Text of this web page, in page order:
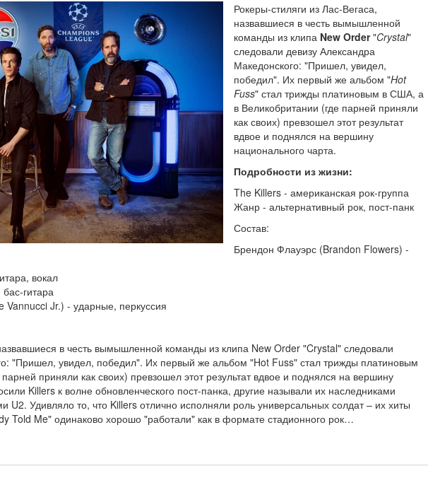
Рокеры-стиляги из Лас-Вегаса,
назвавшиеся в честь вымышленной
команды из клипа New Order"Crystal"
следовали девизу Александра
Македонского: "Пришел, увидел,
победил". Их первый же альбом "Hot
Fuss" стал трижды платиновым в США, а
в Великобритании (где парней приняли
как своих) превзошел этот результат
вдвое и поднялся на вершину
национального чарта.
Подробности из жизни:
The Killers - американская рок-группа
Жанр - альтернативный рок, пост-панк
Состав:
Брендон Флауэрс (Brandon Flowers) -
вокал
гитара
Jr.) - ударные, перкуссия
в честь вымышленной команды из клипа New Order "Crystal" следовали
"Пришел, увидел, победил". Их первый же альбом "Hot Fuss" стал трижды платиновым
приняли как своих) превзошел этот результат вдвое и поднялся на вершину
Killers к волне обновленческого пост-панка, другие называли их наследниками
U2. Удивляло то, что Killers отлично исполняли роль универсальных солдат – их хиты
Told Me" одинаково хорошо "работали" как в формате стадионного рок…